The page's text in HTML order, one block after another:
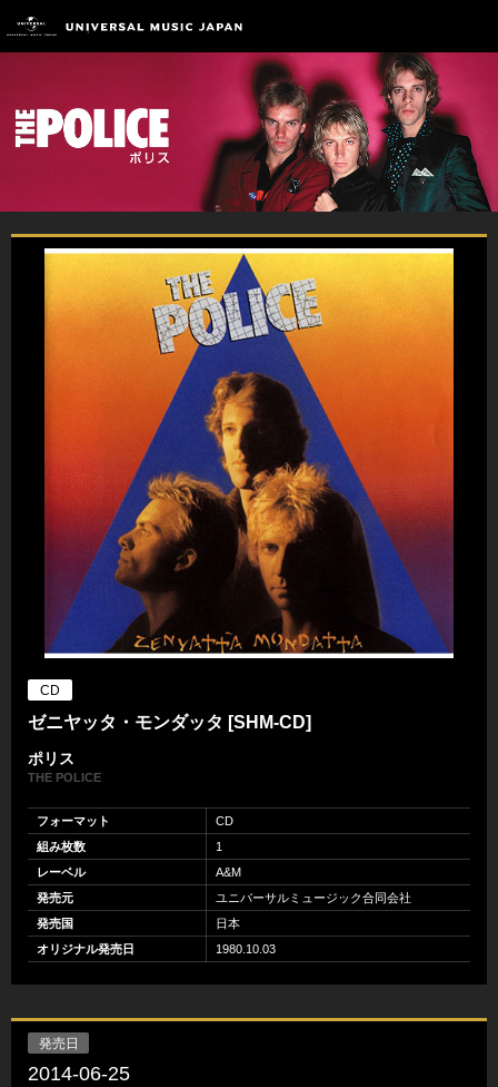
CD
ゼニヤッタ・モンダッタ [SHM-CD]
ポリス
THE POLICE
フォーマット
CD
組み枚数
1
レーベル
A&M
発売元
ユニバーサルミュージック合同会社
発売国
日本
オリジナル発売日
1980.10.03
発売日
2014-06-25